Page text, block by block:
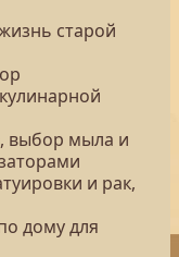
старой
выбор мыла и
и рак,
дому для